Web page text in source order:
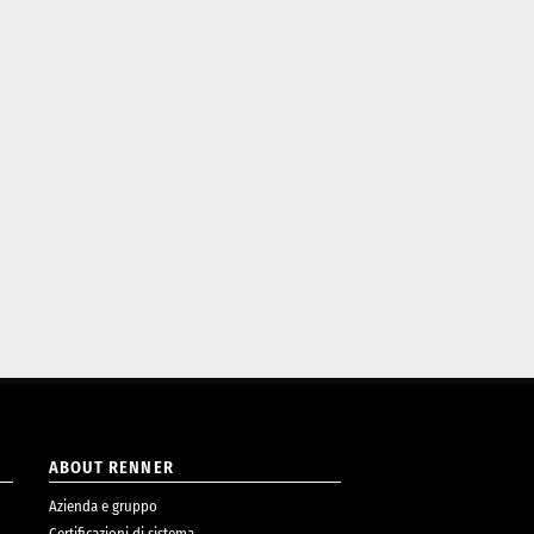
ABOUT RENNER
Azienda e gruppo